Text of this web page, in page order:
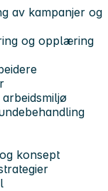
av kampanjer og
og opplæring
konsept